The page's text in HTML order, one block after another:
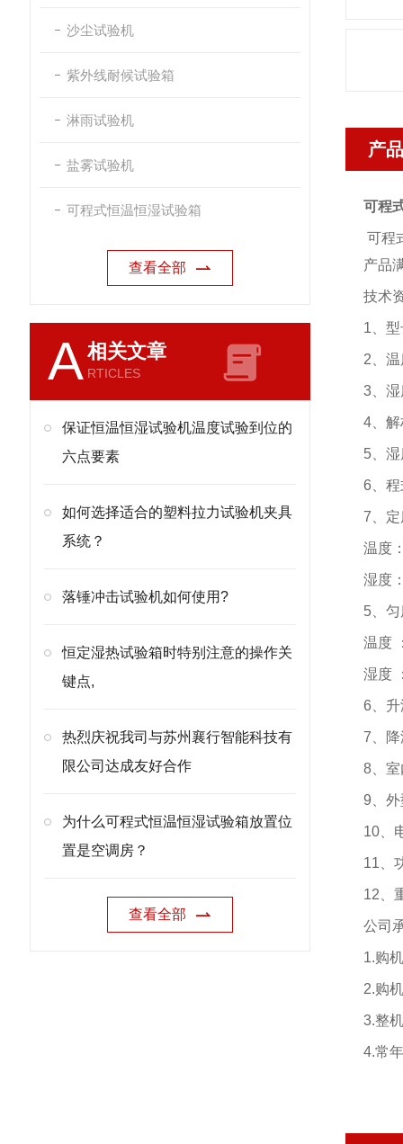
沙尘试验机
紫外线耐候试验箱
淋雨试验机
盐雾试验机
可程式恒温恒湿试验箱
查看全部
A相关文章
RTICLES
保证恒温恒湿试验机温度试验到位的
六点要素
如何选择适合的塑料拉力试验机夹具
系统？
落锤冲击试验机如何使用?
恒定湿热试验箱时特别注意的操作关
键点,
热烈庆祝我司与苏州襄行智能科技有
限公司达成友好合作
为什么可程式恒温恒湿试验箱放置位
置是空调房？
查看全部
产
可程
可程
产品
技术
1、
2、
3、
4、
5、
6、
7、
温度
湿度
5、
温度
湿度
6、
7、
8、
9、
10、
11、
12、
公司
1.购
2.购
3.整
4.常